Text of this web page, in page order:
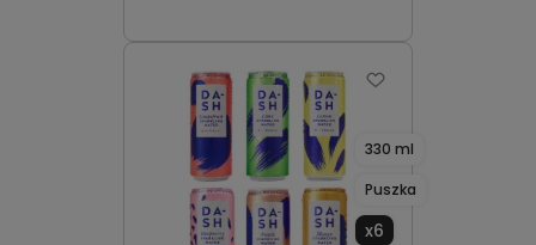
330 ml
Puszka
x6